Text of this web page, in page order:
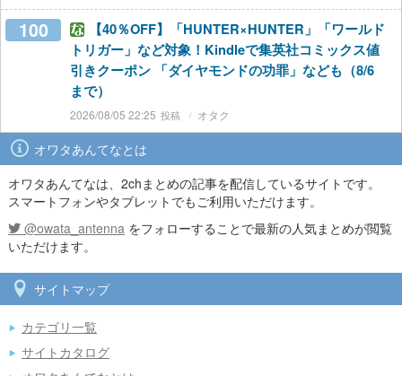
100
【40％OFF】「HUNTER×HUNTER」「ワールド
トリガー」など対象！Kindleで集英社コミックス値
引きクーポン 「ダイヤモンドの功罪」なども（8/6
まで）
2026/08/05 22:25 オタク
オワタあんてなとは
オワタあんてなは、2chまとめの記事を配信しているサイトです。
スマートフォンやタブレットでもご利用いただけます。
@owata_antenna をフォローすることで最新の人気まとめが閲覧
いただけます。
サイトマップ
カテゴリ一覧
サイトカタログ